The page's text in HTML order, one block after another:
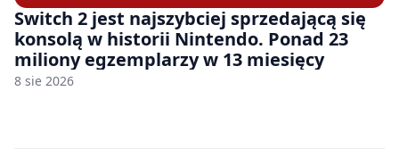
Switch 2 jest najszybciej sprzedającą się
konsolą w historii Nintendo. Ponad 23
miliony egzemplarzy w 13 miesięcy
8 sie 2026